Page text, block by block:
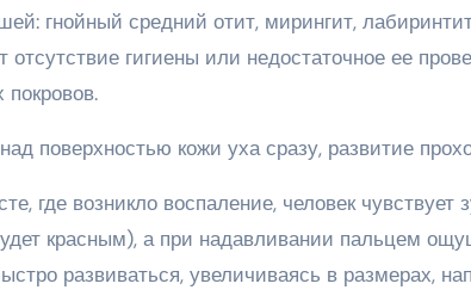
гнойный средний отит, мирингит,
отсутствие гигиены или недостаточное ее
покровов.
поверхностью кожи уха сразу, развитие
где возникло воспаление, человек чувствует
красным), а при надавливании пальцем
развиваться, увеличиваясь в размерах,